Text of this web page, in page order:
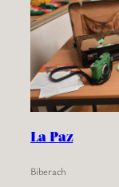
La Paz
Biberach